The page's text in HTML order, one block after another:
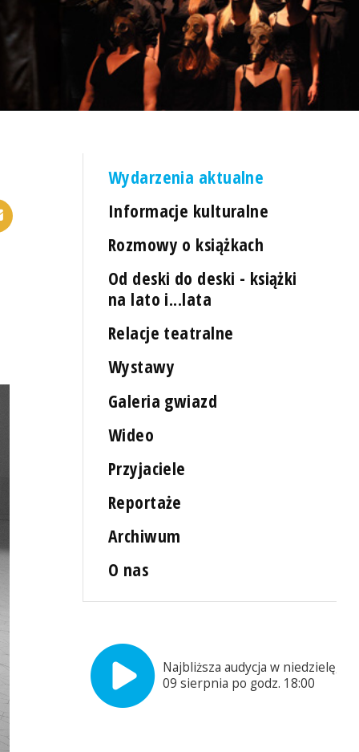
Wydarzenia aktualne
Informacje kulturalne
Rozmowy o książkach
Od deski do deski - książki
na lato i...lata
Relacje teatralne
Wystawy
Galeria gwiazd
Wideo
Przyjaciele
Reportaże
Archiwum
O nas
Najbliższa audycja w niedzielę,
09 sierpnia po godz. 18:00